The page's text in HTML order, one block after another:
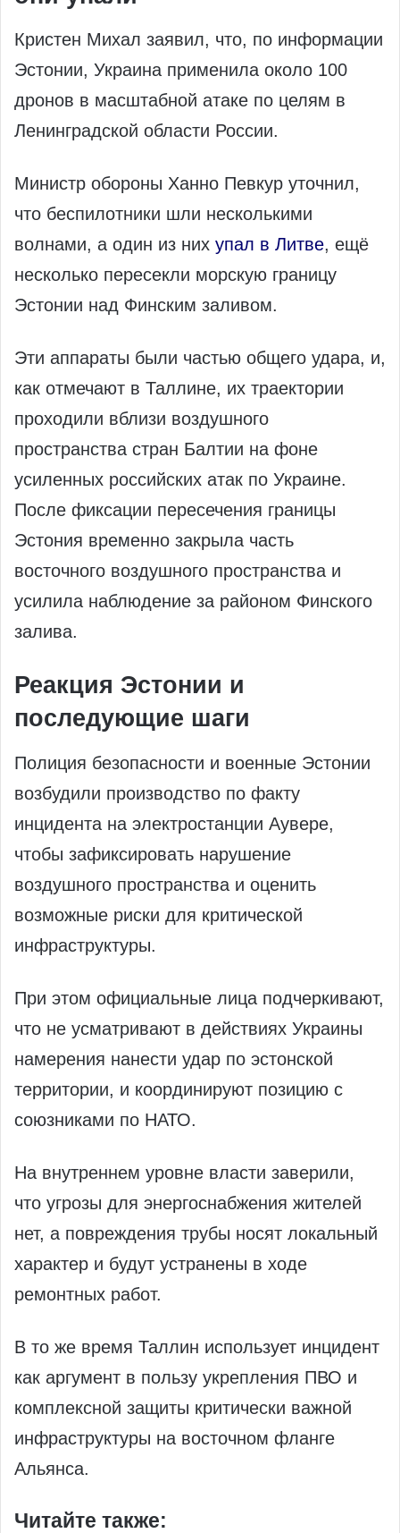
Кристен Михал заявил, что, по информации
Эстонии, Украина применила около 100
дронов в масштабной атаке по целям в
Ленинградской области России.
Министр обороны Ханно Певкур уточнил,
что беспилотники шли несколькими
волнами, а один из них упал в Литве, ещё
несколько пересекли морскую границу
Эстонии над Финским заливом.
Эти аппараты были частью общего удара, и,
как отмечают в Таллине, их траектории
проходили вблизи воздушного
пространства стран Балтии на фоне
усиленных российских атак по Украине.
После фиксации пересечения границы
Эстония временно закрыла часть
восточного воздушного пространства и
усилила наблюдение за районом Финского
залива.
Реакция Эстонии и
последующие шаги
Полиция безопасности и военные Эстонии
возбудили производство по факту
инцидента на электростанции Аувере,
чтобы зафиксировать нарушение
воздушного пространства и оценить
возможные риски для критической
инфраструктуры.
При этом официальные лица подчеркивают,
что не усматривают в действиях Украины
намерения нанести удар по эстонской
территории, и координируют позицию с
союзниками по НАТО.
На внутреннем уровне власти заверили,
что угрозы для энергоснабжения жителей
нет, а повреждения трубы носят локальный
характер и будут устранены в ходе
ремонтных работ.
В то же время Таллин использует инцидент
как аргумент в пользу укрепления ПВО и
комплексной защиты критически важной
инфраструктуры на восточном фланге
Альянса.
Читайте также: